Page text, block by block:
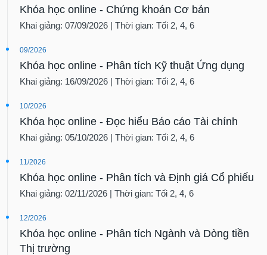
Khóa học online - Chứng khoán Cơ bản
Khai giảng: 07/09/2026 | Thời gian: Tối 2, 4, 6
09/2026
Khóa học online - Phân tích Kỹ thuật Ứng dụng
Khai giảng: 16/09/2026 | Thời gian: Tối 2, 4, 6
10/2026
Khóa học online - Đọc hiểu Báo cáo Tài chính
Khai giảng: 05/10/2026 | Thời gian: Tối 2, 4, 6
11/2026
Khóa học online - Phân tích và Định giá Cổ phiếu
Khai giảng: 02/11/2026 | Thời gian: Tối 2, 4, 6
12/2026
Khóa học online - Phân tích Ngành và Dòng tiền
Thị trường